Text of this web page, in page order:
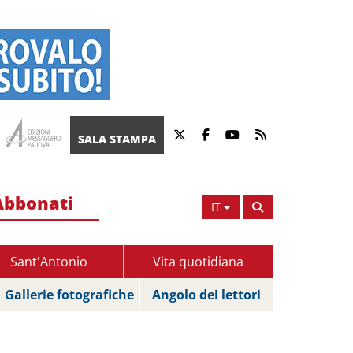
SALA STAMPA
IT
Sant'Antonio
Vita quotidiana
Gallerie fotografiche
Angolo dei lettori